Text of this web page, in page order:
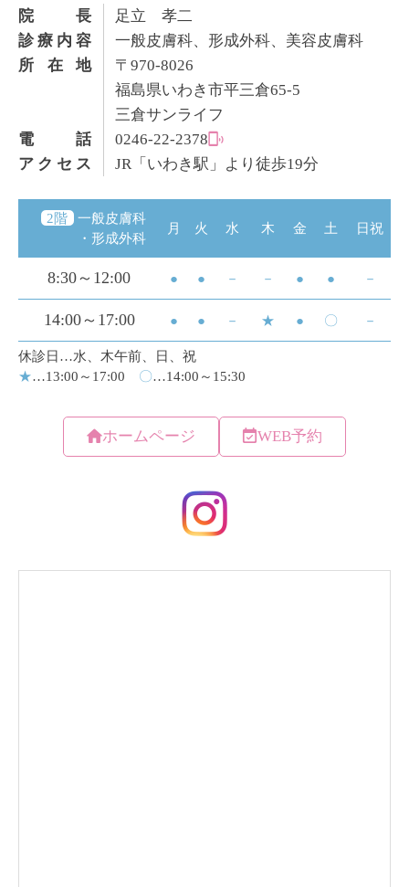
院長
足立 孝二
診療内容
一般皮膚科、形成外科、美容皮膚科
所在地
〒970-8026
福島県いわき市平三倉65-5
三倉サンライフ
電話
0246-22-2378
アクセス
JR「いわき駅」より徒歩19分
ホームページ WEB予約